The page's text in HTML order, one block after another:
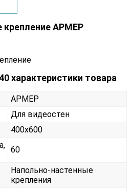
крепление АРМЕР
характеристики товара
АРМЕР
Для видеостен
400х600
60
Напольно-настенные
крепления